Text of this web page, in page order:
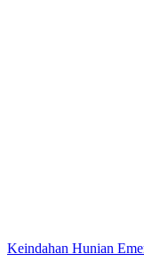
Keindahan Hunian